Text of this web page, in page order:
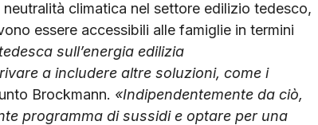
neutralità climatica nel settore edilizio tedesco,
essere accessibili alle famiglie in termini
sull’energia edilizia
a includere altre soluzioni, come i
Brockmann. «Indipendentemente da ciò,
programma di sussidi e optare per una